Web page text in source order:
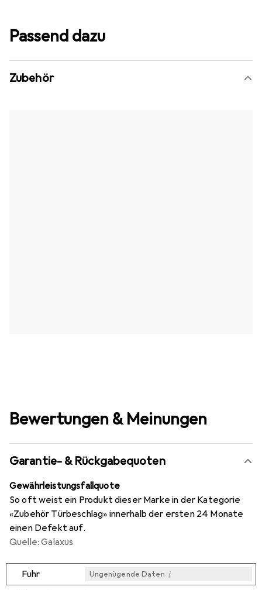
Passend dazu
Zubehör
Bewertungen & Meinungen
Garantie- & Rückgabequoten
Gewährleistungsfallquote
So oft weist ein Produkt dieser Marke in der Kategorie
«Zubehör Türbeschlag» innerhalb der ersten 24 Monate
einen Defekt auf.
Quelle: Galaxus
Fuhr Ungenügende Daten i